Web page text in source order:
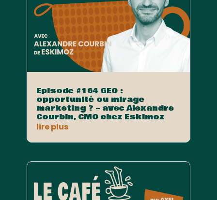
Episode #164 GEO :
opportunité ou mirage
marketing ? – avec Alexandre
Courbin, CMO chez Eskimoz
lire plus